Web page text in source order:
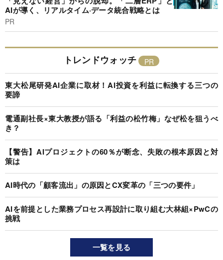
AIが導く、リアルタイム·データ統合戦略とは
PR
トレンドウォッチ
東大松尾研発AI企業に取材！AI投資を利益に転換する三つの
要諦
電通副社長×東大教授が語る「利益の松竹梅」なぜ松を狙うべ
き？
【警告】AIプロジェクトの60％が断念、失敗の根本原因と対
策は
AI時代の「顧客流出」の原因とCX変革の「三つの要件」
AIを前提とした業務プロセス再設計に取り組む大林組×PwCの
挑戦
一覧を見る